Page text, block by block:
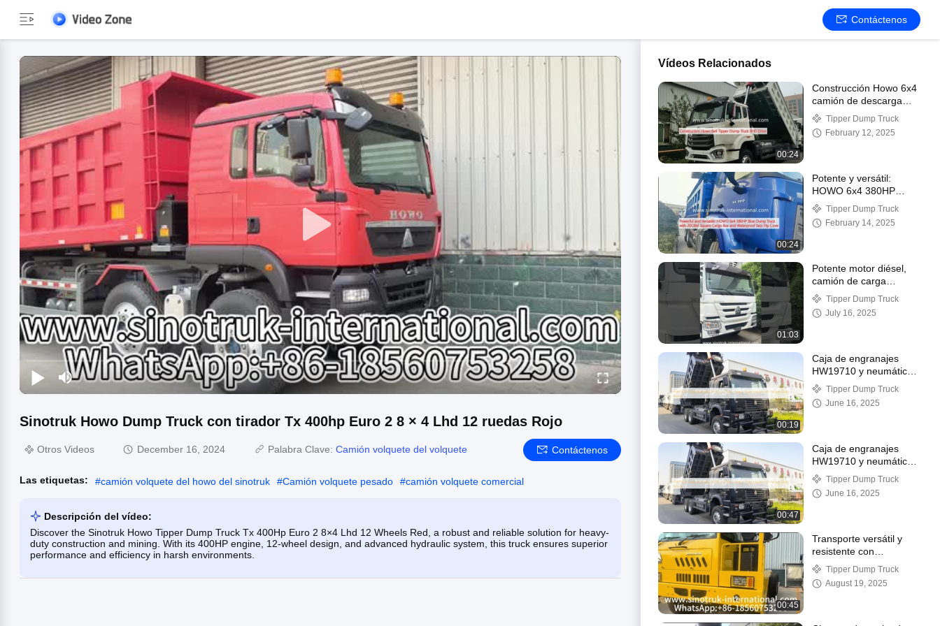
Contáctenos
Sinotruk Howo Dump Truck con tirador Tx 400hp Euro 2 8 × 4 Lhd 12 ruedas Rojo
Otros Videos December 16, 2024 Palabra Clave: Camión volquete del volquete Contáctenos
Las etiquetas: #camión volquete del howo del sinotruk #Camión volquete pesado #camión volquete comercial
Descripción del vídeo:
Discover the Sinotruk Howo Tipper Dump Truck Tx 400Hp Euro 2 8×4 Lhd 12 Wheels Red, a robust and reliable solution for heavy-
duty construction and mining. With its 400HP engine, 12-wheel design, and advanced hydraulic system, this truck ensures superior
performance and efficiency in harsh environments.
Vídeos Relacionados
00:24
Construcción Howo 6x4
camión de descarga
con tirador RHD Drive
Tipper Dump Truck
February 12, 2025
00:24
Potente y versátil:
HOWO 6x4 380HP
camión azul con caja de
carga cuadrada de
20CBM y barniz
Tipper Dump Truck
February 14, 2025
01:03
Potente motor diésel,
camión de carga
pesada para
conducción a la
izquierda y transporte
Tipper Dump Truck
July 16, 2025
00:19
Caja de engranajes
HW19710 y neumáticos
12.00-20 transportador
de carga pesada para
necesidades de carga
Tipper Dump Truck
June 16, 2025
00:47
Caja de engranajes
HW19710 y neumáticos
12.00-20 transportador
de carga pesada para
necesidades de carga
Tipper Dump Truck
June 16, 2025
00:45
Transporte versátil y
resistente con
dimensiones de caja de
carga
5800*3200*1800mm y
Tipper Dump Truck
August 19, 2025